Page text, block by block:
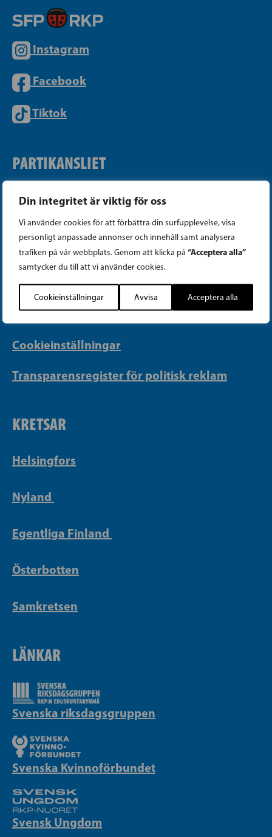
Din integritet är viktig för oss
Vi använder cookies för att förbättra din surfupplevelse, visa
personligt anpassade annonser och innehåll samt analysera
trafiken på vår webbplats. Genom att klicka på “Acceptera alla”
samtycker du till att vi använder cookies.
Cookieinställningar Avvisa Acceptera alla
Instagram
Facebook
Tiktok
PARTIKANSLIET
Telefon (09) 693 070
PB 430, 00101 Helsingfors
Georgsgatan 27, 00100 Helsingfors
info@sfp.fi
Faktureringsuppgifter
Integritetspolicy
Cookieinställningar
Transparensregister för politisk reklam
KRETSAR
Helsingfors
Nyland
Egentliga Finland
Österbotten
Samkretsen
LÄNKAR
Svenska riksdagsgruppen
Svenska Kvinnoförbundet
Svensk Ungdom